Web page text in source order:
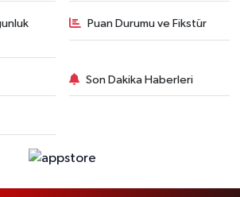
Puan Durumu ve Fikstür
Son Dakika Haberleri